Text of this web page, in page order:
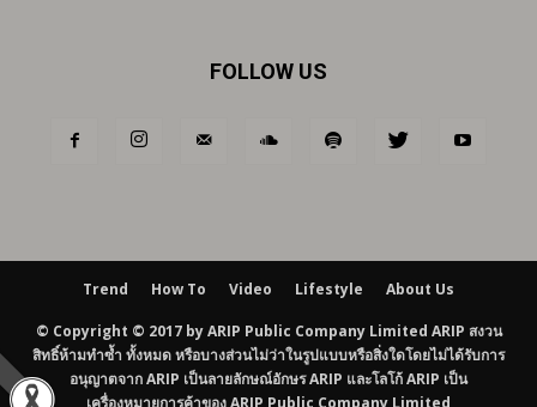
FOLLOW US
Trend How To Video Lifestyle About Us
© Copyright © 2017 by ARIP Public Company Limited ARIP สงวน
สิทธิ์ห้ามทำซ้ำ ทั้งหมด หรือบางส่วนไม่ว่าในรูปแบบหรือสิ่งใดโดยไม่ได้รับการ
อนุญาตจาก ARIP เป็นลายลักษณ์อักษร ARIP และโลโก้ ARIP เป็น
เครื่องหมายการค้าของ ARIP Public Company Limited